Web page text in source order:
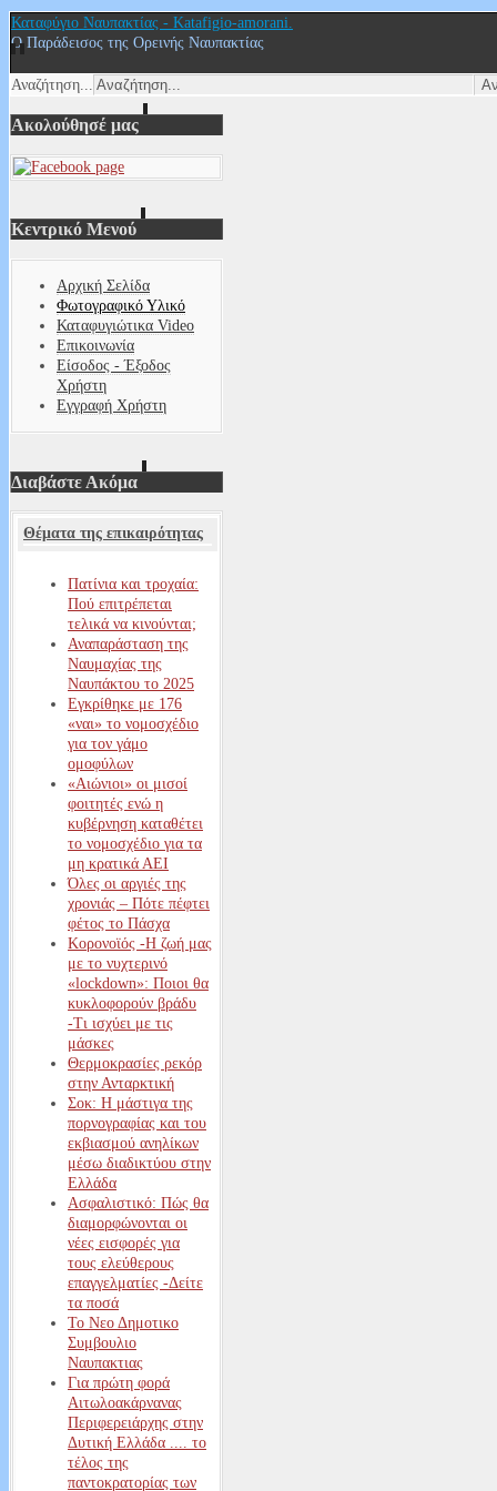
Καταφύγιο Ναυπακτίας - Katafigio-amorani.
Ο Παράδεισος της Ορεινής Ναυπακτίας
Αναζήτηση...
Ακολούθησέ μας
Κεντρικό Μενού
Αρχική Σελίδα
Φωτογραφικό Υλικό
Καταφυγιώτικα Video
Επικοινωνία
Είσοδος - Έξοδος
Χρήστη
Εγγραφή Χρήστη
Διαβάστε Ακόμα
Θέματα της επικαιρότητας
Πατίνια και τροχαία:
Πού επιτρέπεται
τελικά να κινούνται;
Αναπαράσταση της
Ναυμαχίας της
Ναυπάκτου το 2025
Εγκρίθηκε με 176
«ναι» το νομοσχέδιο
για τον γάμο
ομοφύλων
«Αιώνιοι» οι μισοί
φοιτητές ενώ η
κυβέρνηση καταθέτει
το νομοσχέδιο για τα
μη κρατικά ΑΕΙ
Όλες οι αργιές της
χρονιάς – Πότε πέφτει
φέτος το Πάσχα
Κορονοϊός -Η ζωή μας
με το νυχτερινό
«lockdown»: Ποιοι θα
κυκλοφορούν βράδυ
-Τι ισχύει με τις
μάσκες
Θερμοκρασίες ρεκόρ
στην Ανταρκτική
Σοκ: Η μάστιγα της
πορνογραφίας και του
εκβιασμού ανηλίκων
μέσω διαδικτύου στην
Ελλάδα
Ασφαλιστικό: Πώς θα
διαμορφώνονται οι
νέες εισφορές για
τους ελεύθερους
επαγγελματίες -Δείτε
τα ποσά
Το Νεο Δημοτικο
Συμβουλιο
Ναυπακτιας
Για πρώτη φορά
Αιτωλοακάρνανας
Περιφερειάρχης στην
Δυτική Ελλάδα .... το
τέλος της
παντοκρατορίας των